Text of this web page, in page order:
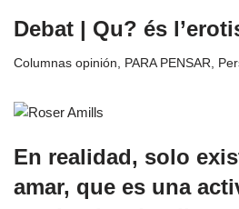
Debat | Qu? és
Columnas opinión, PARA PENSAR,
En realidad, solo
amar, que es una